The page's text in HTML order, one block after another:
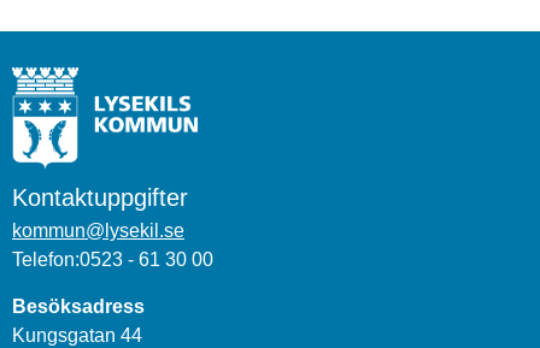
Kontaktuppgifter
kommun@lysekil.se
Telefon:0523 - 61 30 00
Besöksadress
Kungsgatan 44